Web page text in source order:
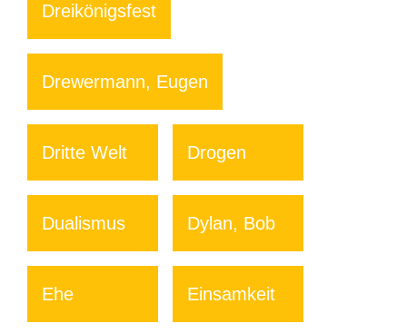
Dreikönigsfest
Drewermann, Eugen
Dritte Welt Drogen
Dualismus Dylan, Bob
Ehe Einsamkeit